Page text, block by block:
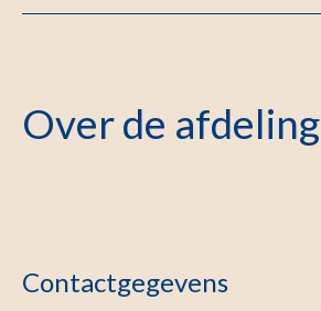
Over de afdeling
Contactgegevens